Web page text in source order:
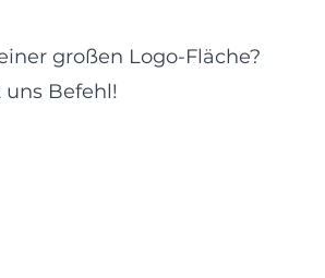
großen Logo-Fläche?
uns Befehl!